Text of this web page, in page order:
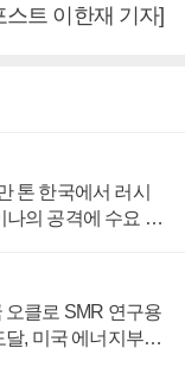
스트 이한재 기자]
톤 한국에서 러시
의 공격에 수요 늘
오클로 SMR 연구용
달, 미국 에너지부